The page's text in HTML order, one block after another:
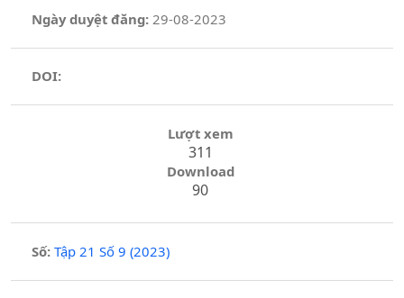
Ngày duyệt đăng:29-08-2023
DOI:
Lượt xem
311
Download
90
Số: Tập 21 Số 9 (2023)